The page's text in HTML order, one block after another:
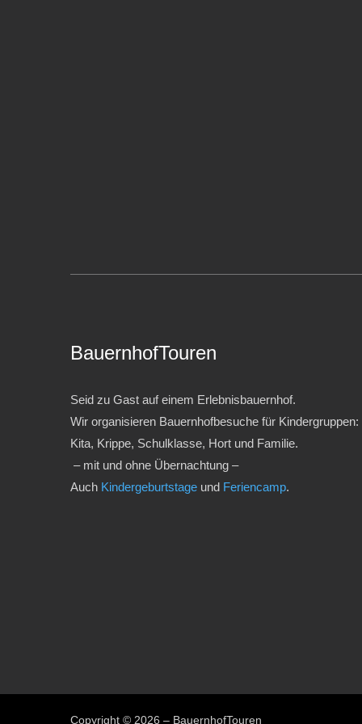
BauernhofTouren
Seid zu Gast auf einem Erlebnisbauernhof.
Wir organisieren Bauernhofbesuche für Kindergruppen:
Kita, Krippe, Schulklasse, Hort und Familie.
– mit und ohne Übernachtung –
Auch Kindergeburtstage und Feriencamp.
Copyright © 2026 – BauernhofTouren